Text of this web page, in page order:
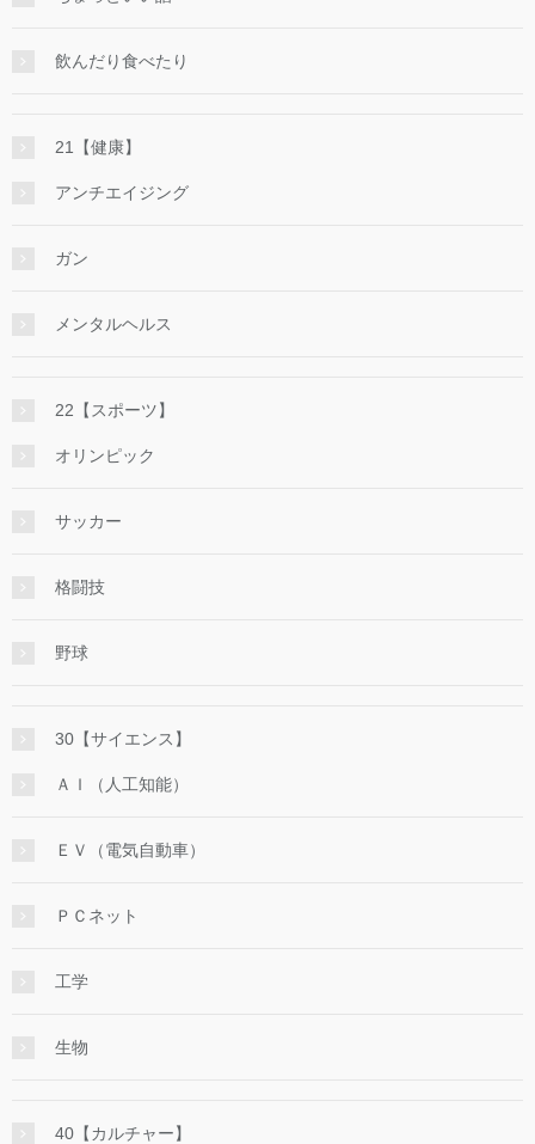
飲んだり食べたり
21【健康】
アンチエイジング
ガン
メンタルヘルス
22【スポーツ】
オリンピック
サッカー
格闘技
野球
30【サイエンス】
ＡＩ（人工知能）
ＥＶ（電気自動車）
ＰＣネット
工学
生物
40【カルチャー】